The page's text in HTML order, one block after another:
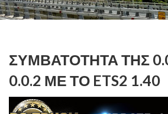
ΣΥΜΒΑΤΌΤΗΤΑ ΤΗΣ
0.0.2 ΜΕ ΤΟ ETS2 1.40